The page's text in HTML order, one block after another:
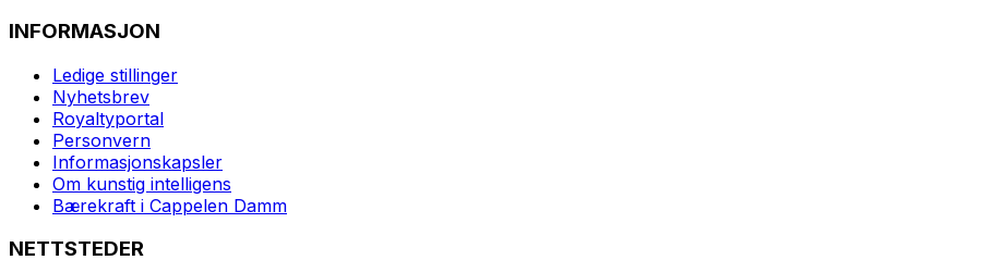
INFORMASJON
Ledige stillinger
Nyhetsbrev
Royaltyportal
Personvern
Informasjonskapsler
Om kunstig intelligens
Bærekraft i Cappelen Damm
NETTSTEDER